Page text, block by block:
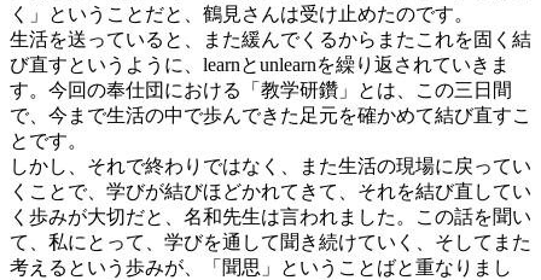
く」ということだと、鶴見さんは受け止めたのです。
生活を送っていると、また緩んでくるからまたこれを固く結
び直すというように、learnとunlearnを繰り返されていきま
す。今回の奉仕団における「教学研鑽」とは、この三日間
で、今まで生活の中で歩んできた足元を確かめて結び直すこ
とです。
しかし、それで終わりではなく、また生活の現場に戻ってい
くことで、学びが結びほどかれてきて、それを結び直してい
く歩みが大切だと、名和先生は言われました。この話を聞い
て、私にとって、学びを通して聞き続けていく、そしてまた
考えるという歩みが、「聞思」ということばと重なりまし